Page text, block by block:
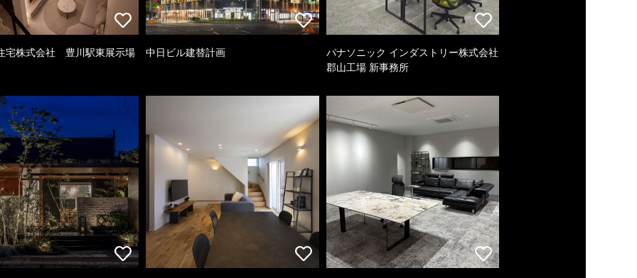
宅株式会社 豊川駅東展示場 中日ビル建替計画
パナソニック インダストリー株式会社
郡山工場 新事務所